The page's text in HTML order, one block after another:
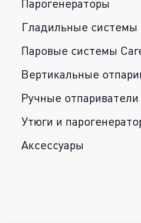
Парогенераторы
Гладильные системы
Паровые системы
Вертикальные
Ручные отпариватели
Утюги и
Аксессуары